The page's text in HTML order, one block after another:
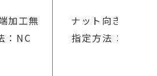
加工無
：NC
ナット向き変更
指定方法：RLC